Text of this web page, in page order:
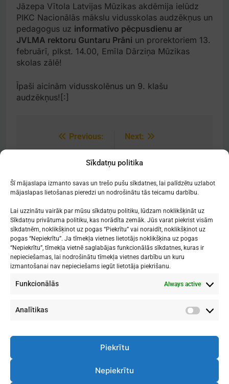
Sīkdatņu politika
Šī mājaslapa izmanto savas un trešo pušu sīkdatnes, lai palīdzētu uzlabot
mājaslapas lietošanas pieredzi un nodrošinātu tās teicamu darbību.
Lai uzzinātu vairāk par mūsu sīkdatņu politiku, lūdzam noklikšķināt uz
Sīkdatņu privātuma politiku, kas norādīta zemāk. Jūs varat piekrist visām
sīkdatnēm, noklikšķinot uz pogas “Piekrītu” vai noraidīt, noklikšķinot uz
pogas “Nepiekrītu”. Ja tīmekļa vietnes lietotājs noklikšķina uz pogas
“Nepiekrītu”, tīmekļa vietnē saglabājas funkcionālās sīkdatnes, kuras ir
nepieciešamas, lai nodrošinātu tīmekļa vietnes darbību un kuru
izmantošanai nav nepieciešams iegūt lietotāja piekrišanu.
Funkcionālās Always active
Analītikas
Piekrītu
Nepiekrītu
Jāzepa Vītola Latvijas Mūzikas akdēmija ielūdz
PIKC Nacionālās mākslu vidusskolas audzēkņus un
pedagogus uz informatīvo pēcpusdienu ar
JVLMA rektoru Guntaru Prāni un prorektoriem 13.
februārī, plkst. 14.00, Emīla Dārziņa Mūzikas
skolas zālē!
Īpaši aicinām vidusskolēnus un 9. klašu
audzēkņus![:]
Previous:
ugunsdrošību 6. – 9.
klasēm[:]
Next:
panākumi[:]
Mākslu izglītības kompetences centrs
"Nacionālā Mākslu vidusskola"
RĪGAS DOMA KORA SKOLA
1. - 9. klases
Rīga, LV-1010